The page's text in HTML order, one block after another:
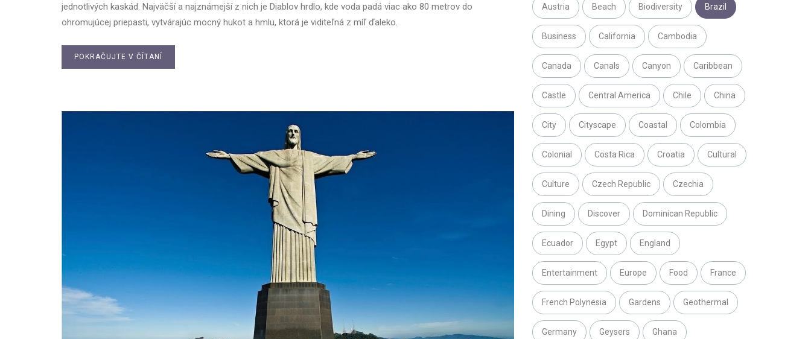
jednotlivých kaskád. Najväčší a najznámejší z nich je Diablov hrdlo, kde voda padá viac ako 80 metrov do
ohromujúcej priepasti, vytvárajúc mocný hukot a hmlu, ktorá je viditeľná z míľ ďaleko.
POKRAČUJTE V ČÍTANÍ
Austria Beach Biodiversity Brazil
Business California Cambodia
Canada Canals Canyon Caribbean
Castle Central America Chile China
City Cityscape Coastal Colombia
Colonial Costa Rica Croatia Cultural
Culture Czech Republic Czechia
Dining Discover Dominican Republic
Ecuador Egypt England
Entertainment Europe Food France
French Polynesia Gardens Geothermal
Germany Geysers Ghana